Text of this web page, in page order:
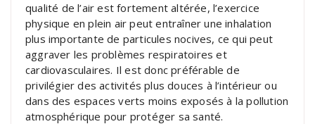
qualité de l’air est fortement altérée, l’exercice
physique en plein air peut entraîner une inhalation
plus importante de particules nocives, ce qui peut
aggraver les problèmes respiratoires et
cardiovasculaires. Il est donc préférable de
privilégier des activités plus douces à l’intérieur ou
dans des espaces verts moins exposés à la pollution
atmosphérique pour protéger sa santé.